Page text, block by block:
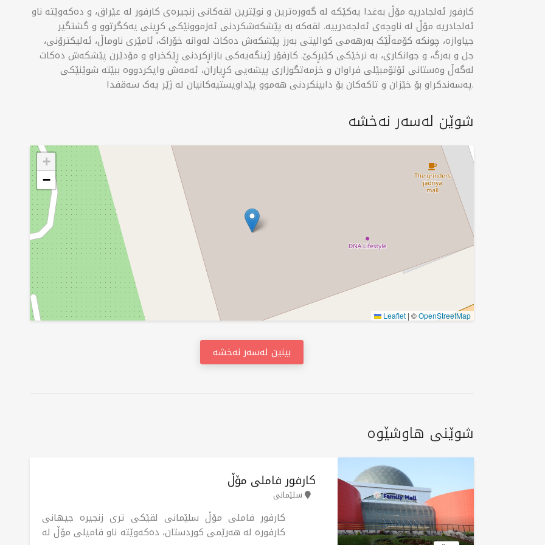
كارفور ئەلجادريە مۆڵ بەغدا یەکێکە لە گەورەترین و نوێترین لقەکانی زنجیرەی کارفور لە عێراق، و دەکەوێتە ناو
ئەلجادريە مۆڵ لە ناوچەی ئەلجەدرییە. لقەکە بە پێشکەشکردنی ئەزموونێکی کڕینی یەکگرتوو و گشتگیر
جیاوازە، چونکە کۆمەڵێک بەرهەمی کوالیتی بەرز پێشکەش دەکات لەوانە خۆراک، ئامێری ناوماڵ، ئەلیکترۆنی،
جل و بەرگ، و جوانکاری، بە نرخێکی کێبڕکێ. کارفۆر ژینگەیەکی بازاڕکردنی ڕێکخراو و مۆدێرن پێشکەش دەکات
لەگەڵ وەستانی ئۆتۆمبێلی فراوان و خزمەتگوزاری پیشەیی کڕیاران، ئەمەش وایکردووە ببێتە شوێنێکی
پەسەندکراو بۆ خێزان و تاکەکان بۆ دابینکردنی هەموو پێداویستیەکانیان لە ژێر یەک سەقفدا.
شوێن لەسەر نەخشە
+
−
Leaflet | ©OpenStreetMap
بینین لەسەر نەخشە
شوێنی هاوشێوە
کارفور فاملی مۆڵ
سلێمانی
کارفور فاملی مۆڵ سلێمانی لقێکی تری زنجیرە جیهانی
کارفورە لە هەرێمی کوردستان، دەکەوێتە ناو فامیلی مۆڵ لە